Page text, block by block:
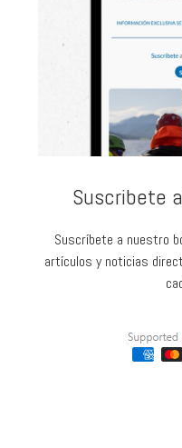
Suscribete
Suscríbete a nuestro
artículos y noticias